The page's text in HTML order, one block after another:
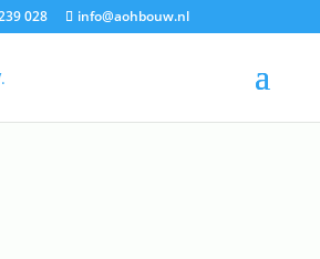
028 info@aohbouw.nl